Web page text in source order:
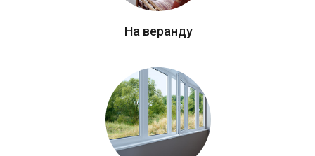
На веранду